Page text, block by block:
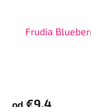
Frudia
od €9.4